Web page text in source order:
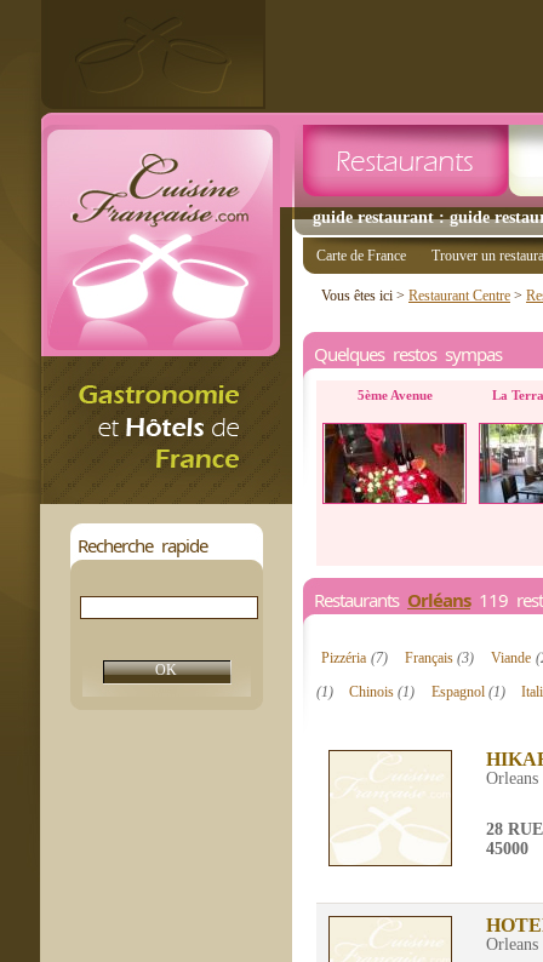
guide restaurant : guide
Recherche rapide
Carte de France Trouver un
Vous êtes ici > Restaurant Centre >
Quelques restos sympas
5ème Avenue La
Restaurants Orléans119
Pizzéria (7) Français(3) Viande
(1)
Chinois(1) Espagnol (1)
Orleans
28
45000
Orleans